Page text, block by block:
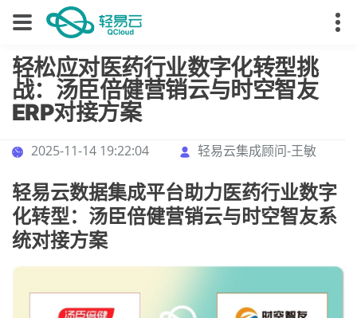
轻松应对医药行业数字化转型挑
战：汤臣倍健营销云与时空智友
ERP对接方案
2025-11-14 19:22:04 轻易云集成顾问-王敏
轻易云数据集成平台助力医药行业数字
化转型：汤臣倍健营销云与时空智友系
统对接方案